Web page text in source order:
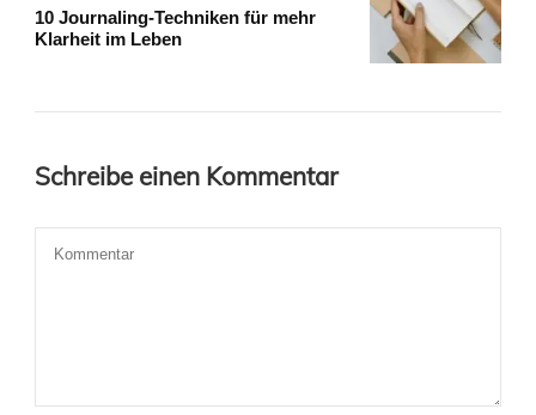
10 Journaling-Techniken für mehr
Klarheit im Leben
Schreibe einen Kommentar